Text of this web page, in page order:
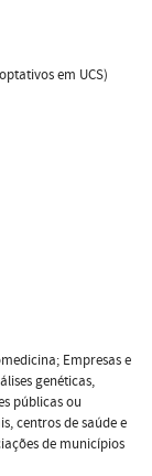
em UCS)
Empresas e
genéticas,
públicas ou
centros de saúde e
de municípios